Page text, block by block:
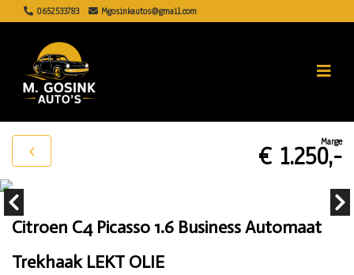
0652533783 Mgosinkautos@gmail.com
Marge
€ 1.250,-
Citroen C4 Picasso 1.6 Business Automaat
Trekhaak LEKT OLIE